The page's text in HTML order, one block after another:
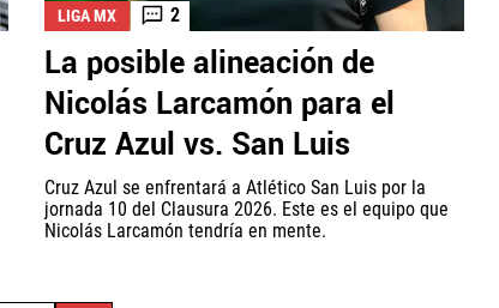
LIGA MX 2
La posible alineación de
Nicolás Larcamón para el
Cruz Azul vs. San Luis
Cruz Azul se enfrentará a Atlético San Luis por la
jornada 10 del Clausura 2026. Este es el equipo que
Nicolás Larcamón tendría en mente.